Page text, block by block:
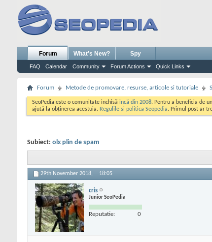
Forum
FAQ Calendar Community Forum Actions Quick Links
What's New? Spy
Forum Metode de promovare, resurse, articole si tutoriale
SeoPedia este o comunitate inchisă incă din 2008. Pentru a beneficia de
ajută la obținerea acestuia. Regulile si politica Seopedia. Primul post ar
Subiect: olx plin de spam
29th November 2018, 18:05
cris
Junior SeoPedia
Reputatie: 0